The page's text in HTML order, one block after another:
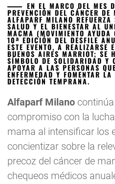
EN EL MARCO DEL MES
PREVENCIÓN DEL CÁNCER
ALFAPARF MILANO
SALUD Y EL BIENESTAR AL
MACMA (MOVIMIENTO
10ª EDICIÓN DEL DESFILE
ESTE EVENTO, A REALIZARSE
BUENOS AIRES MARRIOT; SE
SÍMBOLO DE SOLIDARIDAD Y
APOYAR A LAS PERSONAS
ENFERMEDAD Y FOMENTAR
DETECCIÓN TEMPRANA.
Alfaparf Milano
compromiso con la
mama al intensificar los
concientizar sobre la
precoz del cáncer de
chequeos médicos